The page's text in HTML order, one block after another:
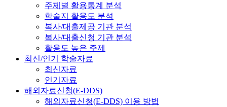
주제별 활용통계 분석
학술지 활용도 분석
복사/대출제공 기관 분석
복사/대출신청 기관 분석
활용도 높은 주제
최신/인기 학술자료
최신자료
인기자료
해외자료신청(E-DDS)
해외자료신청(E-DDS) 이용 방법